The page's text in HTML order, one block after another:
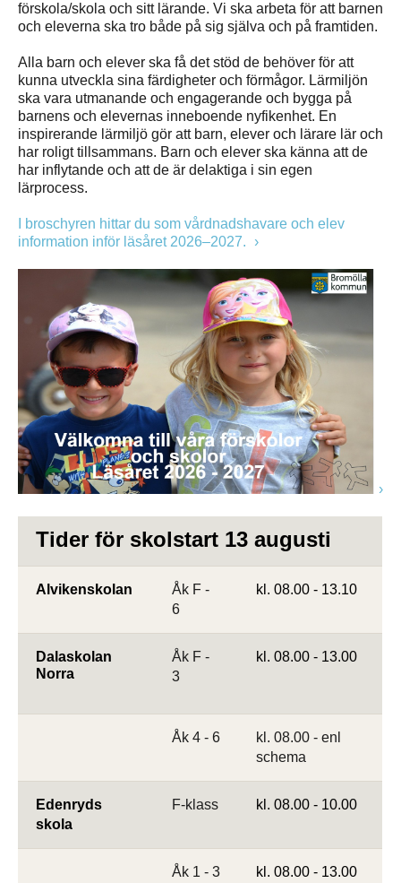
förskola/skola och sitt lärande. Vi ska arbeta för att barnen
och eleverna ska tro både på sig själva och på framtiden.
Alla barn och elever ska få det stöd de behöver för att
kunna utveckla sina färdigheter och förmågor. Lärmiljön
ska vara utmanande och engagerande och bygga på
barnens och elevernas inneboende nyfikenhet. En
inspirerande lärmiljö gör att barn, elever och lärare lär och
har roligt tillsammans. Barn och elever ska känna att de
har inflytande och att de är delaktiga i sin egen
lärprocess.
I broschyren hittar du som vårdnadshavare och elev
information inför läsåret 2026–2027.
Tider för skolstart 13 augusti
Åk F -
6
kl. 08.00 - 13.10
Dalaskolan
Norra
Åk F -
3
kl. 08.00 - 13.00
Åk 4 - 6
kl. 08.00 - enl
schema
Edenryds
skola
F-klass kl. 08.00 - 10.00
Åk 1 - 3 kl. 08.00 - 13.00